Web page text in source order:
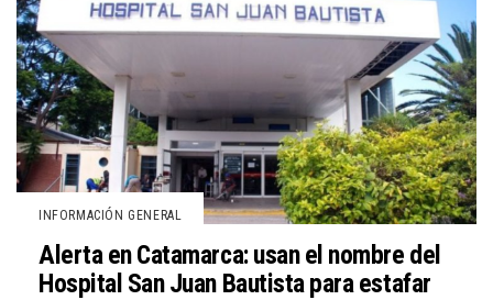
INFORMACIÓN GENERAL
Alerta en Catamarca: usan el nombre del
Hospital San Juan Bautista para estafar